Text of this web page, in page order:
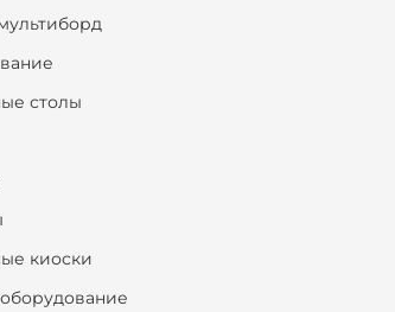
столы
киоски